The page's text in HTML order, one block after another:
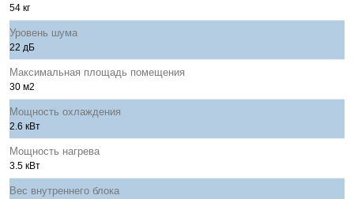
54 кг
Уровень шума
22 дБ
Максимальная площадь помещения
30 м2
Мощность охлаждения
2.6 кВт
Мощность нагрева
3.5 кВт
Вес внутреннего блока